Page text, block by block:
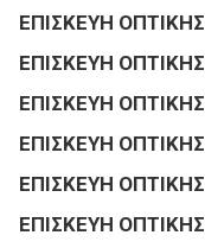
ΕΠΙΣΚΕΥΗ
ΕΠΙΣΚΕΥΗ
ΕΠΙΣΚΕΥΗ
ΕΠΙΣΚΕΥΗ
ΕΠΙΣΚΕΥΗ
ΕΠΙΣΚΕΥΗ